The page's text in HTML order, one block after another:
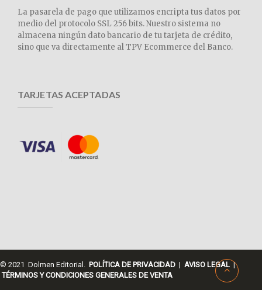
La pasarela de pago que utilizamos encripta tus datos por
medio del protocolo SSL 256 bits. Nuestro sistema no
almacena ningún dato bancario de tu tarjeta de crédito,
sino que va directamente al TPV Ecommerce del Banco.
TARJETAS ACEPTADAS
© 2021 Dolmen Editorial. POLÍTICA DE PRIVACIDAD | AVISO LEGAL |
TÉRMINOS Y CONDICIONES GENERALES DE VENTA